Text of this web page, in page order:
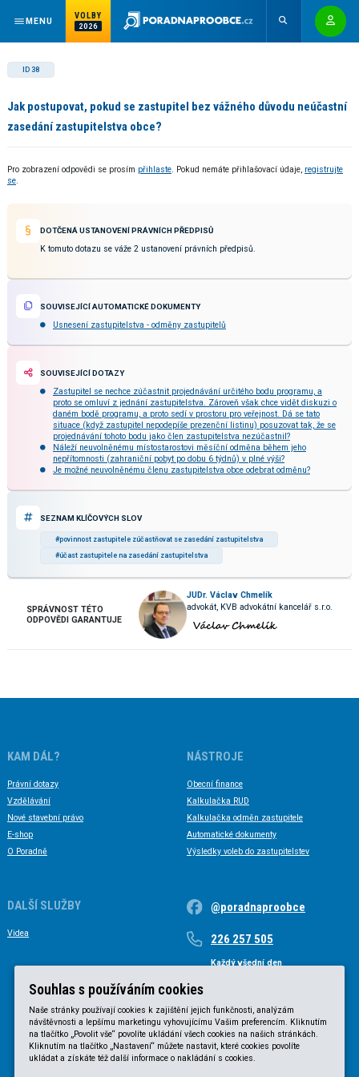
MENU
VOLBY
2026
ID 38
Jak postupovat, pokud se zastupitel bez vážného důvodu neúčastní
zasedání zastupitelstva obce?
Pro zobrazení odpovědi se prosím přihlaste. Pokud nemáte přihlašovací údaje, registrujte
se.
DOTČENÁ USTANOVENÍ PRÁVNÍCH PŘEDPISŮ
K tomuto dotazu se váže 2 ustanovení právních předpisů.
SOUVISEJÍCÍ AUTOMATICKÉ DOKUMENTY
Usnesení zastupitelstva - odměny zastupitelů
SOUVISEJÍCÍ DOTAZY
Zastupitel se nechce zúčastnit projednávání určitého bodu programu, a
proto se omluví z jednání zastupitelstva. Zároveň však chce vidět diskuzi o
daném bodě programu, a proto sedí v prostoru pro veřejnost. Dá se tato
situace (když zastupitel nepodepíše prezenční listinu) posuzovat tak, že se
projednávání tohoto bodu jako člen zastupitelstva nezúčastnil?
Náleží neuvolněnému místostarostovi měsíční odměna během jeho
nepřítomnosti (zahraniční pobyt po dobu 6 týdnů) v plné výši?
Je možné neuvolněnému členu zastupitelstva obce odebrat odměnu?
SEZNAM KLÍČOVÝCH SLOV
#povinnost zastupitele zúčastňovat se zasedání zastupitelstva
#účast zastupitele na zasedání zastupitelstva
SPRÁVNOST TÉTO
ODPOVĚDI GARANTUJE
JUDr. Václav Chmelík
advokát, KVB advokátní kancelář s.r.o.
KAM DÁL?
Právní dotazy
Vzdělávání
Nové stavební právo
E-shop
O Poradně
NÁSTROJE
Obecní finance
Kalkulačka RUD
Kalkulačka odměn zastupitele
Automatické dokumenty
Výsledky voleb do zastupitelstev
DALŠÍ SLUŽBY
Videa
@poradnaproobce
226 257 505
Každý všední den
Souhlas s používáním cookies
Naše stránky používají cookies k zajištění jejich funkčnosti, analýzám
návštěvnosti a lepšímu marketingu vyhovujícímu Vašim preferencím. Kliknutím
na tlačítko „Povolit vše“ povolíte ukládání všech cookies na našich stránkách.
Kliknutím na tlačítko „Nastavení“ můžete nastavit, které cookies povolíte
ukládat a získáte též další informace o nakládání s cookies.